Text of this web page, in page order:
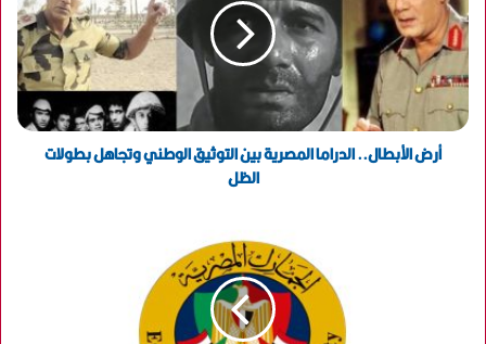
ل
إ
ل
ك
ت
ر
أرض الأبطال.. الدراما المصرية بين التوثيق الوطني وتجاهل بطولات
الظل